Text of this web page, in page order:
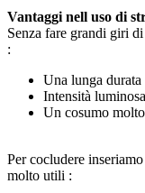
Vantaggi nell uso di
Senza fare grandi giri
:
Una lunga
Intensità
Un cosumo
Per cocludere
molto utili :